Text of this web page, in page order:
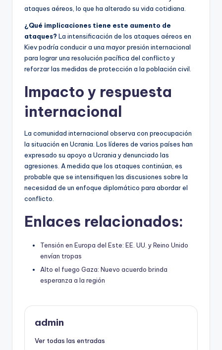
ataques aéreos, lo que ha alterado su vida cotidiana.
¿Qué implicaciones tiene este aumento de
ataques? La intensificación de los ataques aéreos en
Kiev podría conducir a una mayor presión internacional
para lograr una resolución pacífica del conflicto y
reforzar las medidas de protección a la población civil.
Impacto y respuesta
internacional
La comunidad internacional observa con preocupación
la situación en Ucrania. Los líderes de varios países han
expresado su apoyo a Ucrania y denunciado las
agresiones. A medida que los ataques continúan, es
probable que se intensifiquen las discusiones sobre la
necesidad de un enfoque diplomático para abordar el
conflicto.
Enlaces relacionados:
Tensión en Europa del Este: EE. UU. y Reino Unido
envían tropas
Alto el fuego Gaza: Nuevo acuerdo brinda
esperanza a la región
admin
Ver todas las entradas